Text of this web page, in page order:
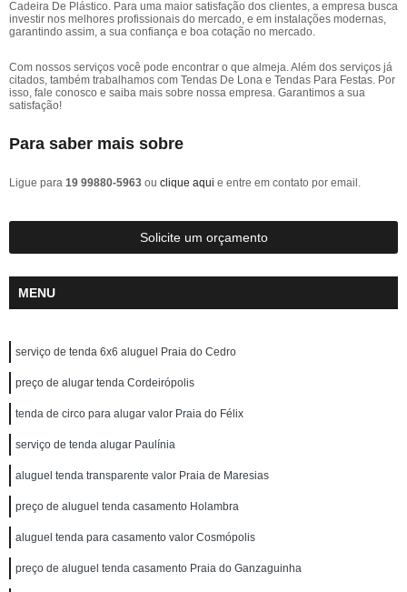
Cadeira De Plástico. Para uma maior satisfação dos clientes, a empresa busca
investir nos melhores profissionais do mercado, e em instalações modernas,
garantindo assim, a sua confiança e boa cotação no mercado.
Com nossos serviços você pode encontrar o que almeja. Além dos serviços já
citados, também trabalhamos com Tendas De Lona e Tendas Para Festas. Por
isso, fale conosco e saiba mais sobre nossa empresa. Garantimos a sua
satisfação!
Para saber mais sobre
Ligue para 19 99880-5963 ou clique aqui e entre em contato por email.
Solicite um orçamento
MENU
serviço de tenda 6x6 aluguel Praia do Cedro
preço de alugar tenda Cordeirópolis
tenda de circo para alugar valor Praia do Félix
serviço de tenda alugar Paulínia
aluguel tenda transparente valor Praia de Maresias
preço de aluguel tenda casamento Holambra
aluguel tenda para casamento valor Cosmópolis
preço de aluguel tenda casamento Praia do Ganzaguinha